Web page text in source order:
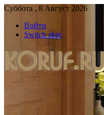
Суббота , 8 Август 2026
Войти
Switch skin